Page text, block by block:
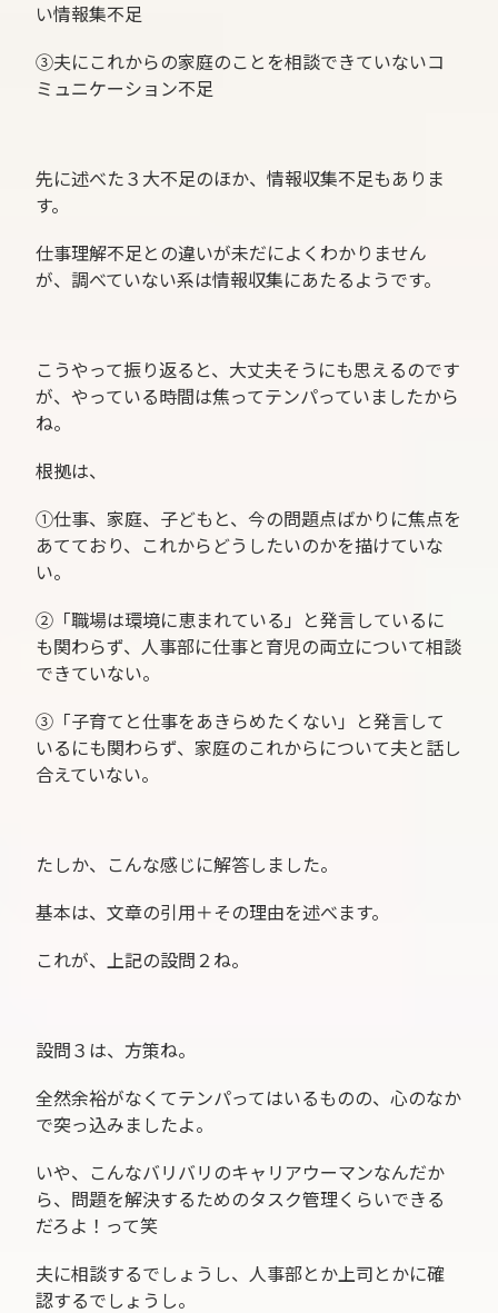
い情報集不足
③夫にこれからの家庭のことを相談できていないコ
ミュニケーション不足
先に述べた３大不足のほか、情報収集不足もありま
す。
仕事理解不足との違いが未だによくわかりません
が、調べていない系は情報収集にあたるようです。
こうやって振り返ると、大丈夫そうにも思えるのです
が、やっている時間は焦ってテンパっていましたから
ね。
根拠は、
①仕事、家庭、子どもと、今の問題点ばかりに焦点を
あてており、これからどうしたいのかを描けていな
い。
②「職場は環境に恵まれている」と発言しているに
も関わらず、人事部に仕事と育児の両立について相談
できていない。
③「子育てと仕事をあきらめたくない」と発言して
いるにも関わらず、家庭のこれからについて夫と話し
合えていない。
たしか、こんな感じに解答しました。
基本は、文章の引用＋その理由を述べます。
これが、上記の設問２ね。
設問３は、方策ね。
全然余裕がなくてテンパってはいるものの、心のなか
で突っ込みましたよ。
いや、こんなバリバリのキャリアウーマンなんだか
ら、問題を解決するためのタスク管理くらいできる
だろよ！って笑
夫に相談するでしょうし、人事部とか上司とかに確
認するでしょうし。